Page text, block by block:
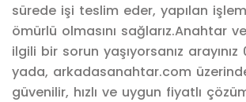
sürede işi teslim eder, yapılan
ömürlü olmasını sağlarız.Anahtar
ilgili bir sorun yaşıyorsanız
yada, arkadasanahtar.com
güvenilir, hızlı ve uygun fiyatlı